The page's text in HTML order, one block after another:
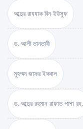
আব্দুর রাযযাক বিন ইউসুফ
ড. আলী তানতাবী
মুহম্মদ জাফর ইকবাল
ড. আব্দুর রহমান রাফাত পাশা রহ.